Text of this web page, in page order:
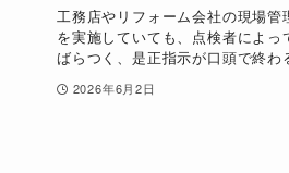
工務店やリフォーム会社の現場
を実施していても、点検者によ
ばらつく、是正指示が口頭で終わ
2026年6月2日